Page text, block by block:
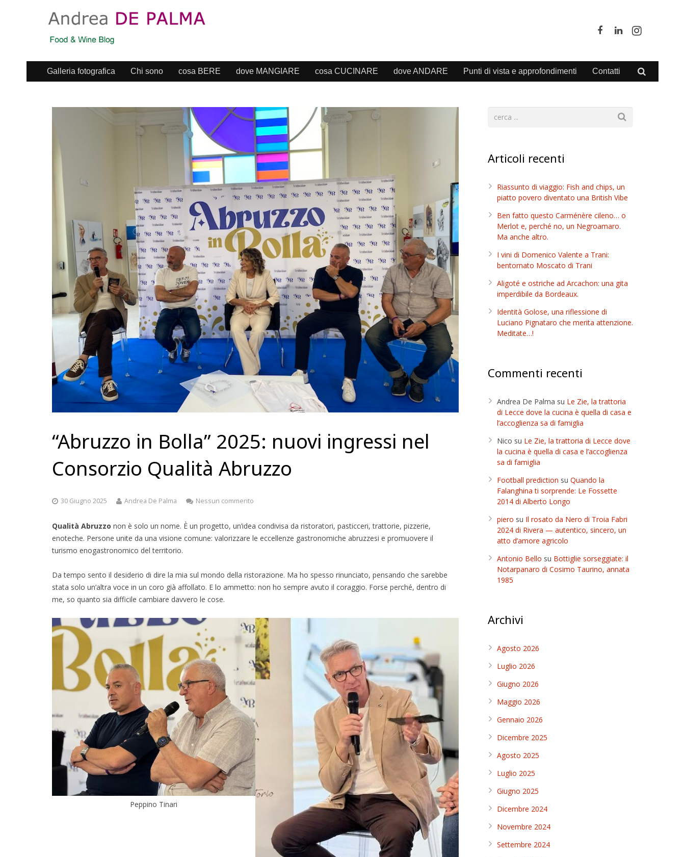
Galleria fotografica Chi sono cosa BERE dove MANGIARE cosa CUCINARE dove ANDARE Punti di vista e approfondimenti Contatti
“Abruzzo in Bolla” 2025: nuovi ingressi nel
Consorzio Qualità Abruzzo
30 Giugno 2025 Andrea De Palma Nessun commento
Qualità Abruzzo non è solo un nome. È un progetto, un’idea condivisa da ristoratori, pasticceri, trattorie, pizzerie,
enoteche. Persone unite da una visione comune: valorizzare le eccellenze gastronomiche abruzzesi e promuovere il
turismo enogastronomico del territorio.
Da tempo sento il desiderio di dire la mia sul mondo della ristorazione. Ma ho spesso rinunciato, pensando che sarebbe
stata solo un’altra voce in un coro già affollato. E lo ammetto: non ho sempre avuto il coraggio. Forse perché, dentro di
me, so quanto sia difficile cambiare davvero le cose.
Peppino Tinari
Articoli recenti
Riassunto di viaggio: Fish and chips, un
piatto povero diventato una British Vibe
Ben fatto questo Carménère cileno… o
Merlot e, perché no, un Negroamaro.
Ma anche altro.
I vini di Domenico Valente a Trani:
bentornato Moscato di Trani
Aligoté e ostriche ad Arcachon: una gita
imperdibile da Bordeaux.
Identità Golose, una riflessione di
Luciano Pignataro che merita attenzione.
Meditate…!
Commenti recenti
Andrea De Palma su Le Zie, la trattoria
di Lecce dove la cucina è quella di casa e
l’accoglienza sa di famiglia
Nico su Le Zie, la trattoria di Lecce dove
la cucina è quella di casa e l’accoglienza
sa di famiglia
Football prediction su Quando la
Falanghina ti sorprende: Le Fossette
2014 di Alberto Longo
piero su Il rosato da Nero di Troia Fabri
2024 di Rivera — autentico, sincero, un
atto d’amore agricolo
Antonio Bello su Bottiglie sorseggiate: il
Notarpanaro di Cosimo Taurino, annata
1985
Archivi
Agosto 2026
Luglio 2026
Giugno 2026
Maggio 2026
Gennaio 2026
Dicembre 2025
Agosto 2025
Luglio 2025
Giugno 2025
Dicembre 2024
Novembre 2024
Settembre 2024